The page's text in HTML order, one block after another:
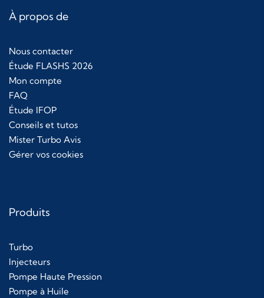
À propos de
Nous contacter
Étude FLASHS 2026
Mon compte
FAQ
Étude IFOP
Conseils et tutos
Mister Turbo Avis
Gérer vos cookies
Produits
Turbo
Injecteurs
Pompe Haute Pression
Pompe à Huile